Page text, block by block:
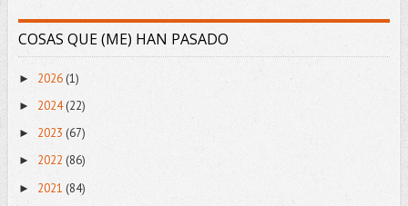
COSAS QUE (ME) HAN PASADO
► 2026(1)
► 2024(22)
► 2023 (67)
► 2022 (86)
► 2021 (84)